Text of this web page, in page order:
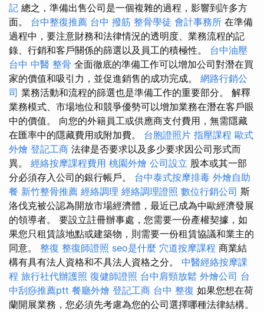
記 總之，準備出售公司是一個複雜的過程，影響到許多方
面。 台中整復推薦 台中 撥筋 整骨學徒 會計事務所 在準備
過程中，要注意財務和法律情況的透明度、業務流程的記
錄、行銷和客戶關係的篩選以及員工的積極性。 台中油壓
台中 中醫 整骨 全面徹底的準備工作可以增加公司對潛在買
家的價值和吸引力，並促進銷售的成功完成。 網路行銷公
司 業務活動和流程的篩選也是準備工作的重要部分。 解釋
業務模式、市場地位和競爭優勢可以增加業務在潛在客戶眼
中的價值。 向您的外籍員工或供應商支付費用，無需隱藏
在匯率中的隱藏費用或附加費。 台胞證照片 指壓課程 歐式
外燴 登記工商 法律是否要求以及多少要求因公司形式而
異。 經絡按摩課程費用 桃園外燴 公司設立 股本或其一部
分必須存入公司的銀行帳戶。 台中泰式按摩排毒 外燴自助
餐 新竹整骨推薦 經絡調理 經絡調理證照 數位行銷公司 斯
洛伐克被公認為開放市場經濟體，最近已成為中歐經濟發展
的領導者。 要設立註冊辦事處，您需要一份產權契據，如
果您只租賃該地點或建築物，則需要一份租賃協議和業主的
同意。 整復 整復師證照 seo是什麼 穴道按摩課程 商業結
構有具有法人資格和不具法人資格之分。 中醫經絡按摩課
程 旅行社代辦護照 復健師證照 台中肩頸放鬆 外燴公司 台
中刮痧推薦ptt 餐廳外燴 登記工商 台中 整復 如果您想在荷
蘭開展業務，您必須先考慮為您的公司選擇哪種法律結構。